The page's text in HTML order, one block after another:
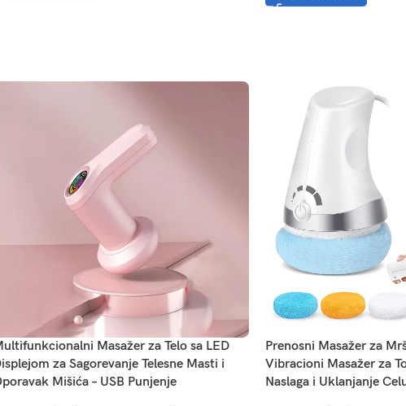
Masažer za Telo sa LED
za Sagorevanje Telesne Masti i
Mišića – USB Punjenje
Prenosni Masažer za
Vibracioni Masažer za
Naslaga i Uklanjanje